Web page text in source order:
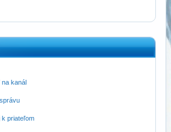
na kanál
k priateľom